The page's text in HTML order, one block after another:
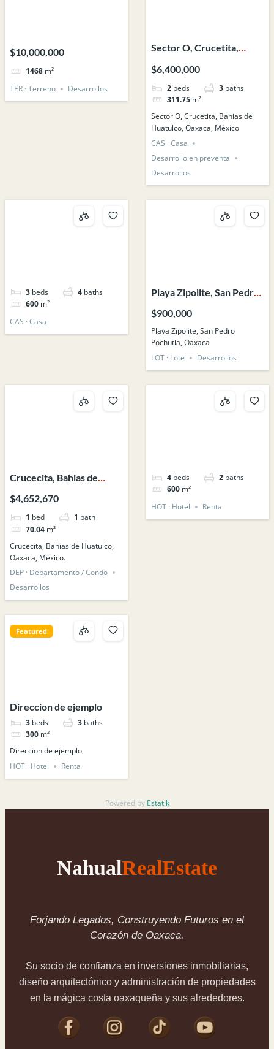
$10,000,000
1468 m²
TER · Terreno
Desarrollos
Sector O, Crucetita,
Bahias de Huatulco,
Oaxaca, México
$6,400,000
2 beds 3 baths
311.75 m²
Sector O, Crucetita, Bahias de
Huatulco, Oaxaca, México
CAS · Casa
Desarrollo en preventa
Desarrollos
3 beds 4 baths
600 m²
CAS · Casa
Playa Zipolite, San Pedro
Pochutla, Oaxaca
$900,000
Playa Zipolite, San Pedro
Pochutla, Oaxaca
LOT · Lote
Desarrollos
Crucecita, Bahias de
Huatulco, Oaxaca,
México.
$4,652,670
1 bed 1 bath
70.04 m²
Crucecita, Bahias de Huatulco,
Oaxaca, México.
DEP · Departamento / Condo
Desarrollos
4 beds 2 baths
600 m²
HOT · Hotel
Renta
Featured
Direccion de ejemplo
3 beds 3 baths
300 m²
Direccion de ejemplo
HOT · Hotel
Renta
Powered by Estatik
NahualRealEstate
Forjando Legados, Construyendo Futuros en el
Corazón de Oaxaca.
Su socio de confianza en inversiones inmobiliarias,
diseño arquitectónico y administración de propiedades
en la mágica costa oaxaqueña y sus alrededores.